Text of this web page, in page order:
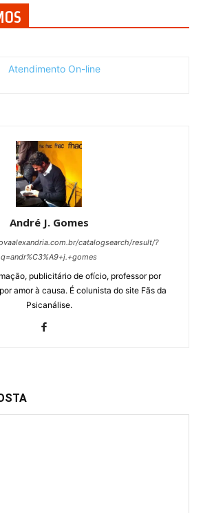
André J. Gomes
catalogsearch/result/?
q=andr%C3%A9+j.+gomes
publicitário de ofício, professor por
amor à causa. É colunista do site Fãs da
Psicanálise.